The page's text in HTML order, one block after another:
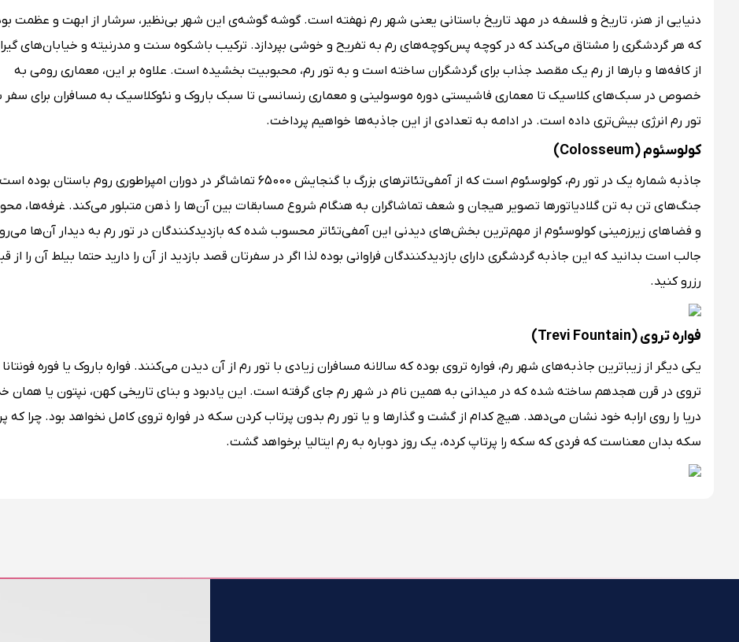
دنیایی از هنر، تاریخ و فلسفه در مهد تاریخ باستانی یعنی شهر رم نهفته است. گوشه گوشه‌ی این شهر بی‌نظیر، سرشار از ابهت و عظمت
که هر گردشگری را مشتاق می‌کند که در کوچه پس‌کوچه‌های رم به تفریح و خوشی بپردازد. ترکیب باشکوه سنت و مدرنیته و خیابان‌های گیرا
از کافه‌ها و بارها از رم یک مقصد جذاب برای گردشگران ساخته است و به تور رم، محبوبیت بخشیده است. علاوه بر این، معماری رومی به
خصوص در سبک‌های کلاسیک تا معماری فاشیستی دوره موسولینی و معماری رنسانسی تا سبک باروک و نئوکلاسیک به مسافران برای سفر
تور رم انرژی بیش‌تری داده است. در ادامه به تعدادی از این جاذبه‌ها خواهیم پرداخت.
کولوسئوم (Colosseum)
جاذبه شماره یک در تور رم، کولوسئوم است که از آمفی‌تئاترهای بزرگ با گنجایش 65000 تماشاگر در دوران امپراطوری روم باستان بوده
جنگ‌های تن به تن گلادیاتورها تصویر هیجان و شعف تماشاگران به هنگام شروع مسابقات بین آن‌ها را ذهن متبلور می‌کند. غرفه‌ها،
و فضاهای زیرزمینی کولوسئوم از مهم‌ترین بخش‌های دیدنی این آمفی‌تئاتر محسوب شده که بازدیدکنندگان در تور رم به دیدار آن‌ها
جالب است بدانید که این جاذبه گردشگری دارای بازدیدکنندگان فراوانی بوده لذا اگر در سفرتان قصد بازدید از آن را دارید حتما بیلط آن را از
رزرو کنید.
فواره تروی (Trevi Fountain)
یکی دیگر از زیباترین جاذبه‌های شهر رم، فواره تروی بوده که سالانه مسافران زیادی با تور رم از آن دیدن می‌کنند. فواره باروک یا فوره
تروی در قرن هجدهم ساخته شده که در میدانی به همین نام در شهر رم جای گرفته است. این یادبود و بنای تاریخی کهن، نپتون یا همان
دریا را روی ارابه خود نشان می‌دهد. هیچ کدام از گشت و گذارها و یا تور رم بدون پرتاب کردن سکه در فواره تروی کامل نخواهد بود. چرا که
سکه بدان معناست که فردی که سکه را پرتاپ کرده، یک روز دوباره به رم ایتالیا برخواهد گشت.